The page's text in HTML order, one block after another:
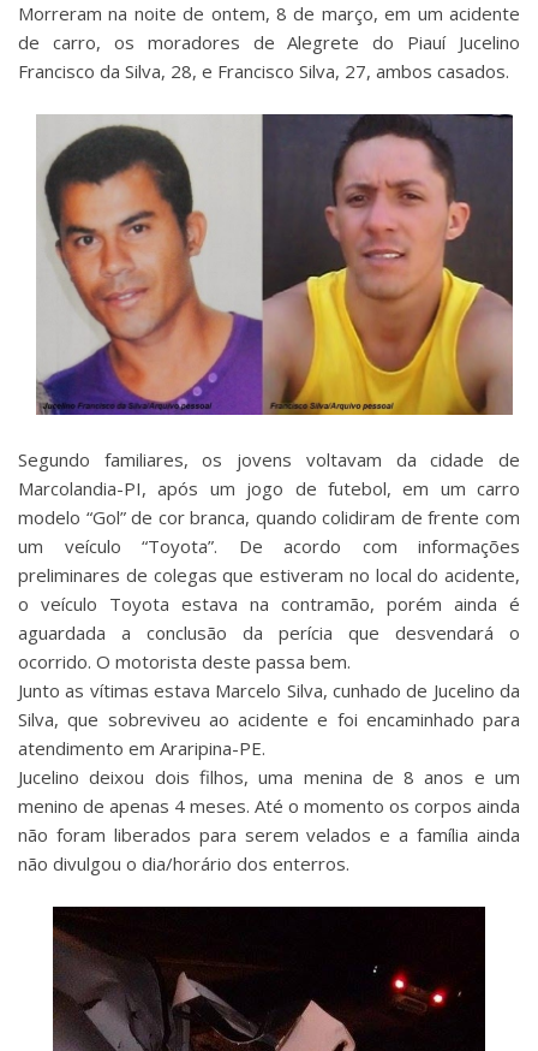
Morreram na noite de ontem, 8 de março, em um acidente
de carro, os moradores de Alegrete do Piauí Jucelino
Francisco da Silva, 28, e Francisco Silva, 27, ambos casados.
Segundo familiares, os jovens voltavam da cidade de
Marcolandia-PI, após um jogo de futebol, em um carro
modelo “Gol” de cor branca, quando colidiram de frente com
um veículo “Toyota”. De acordo com informações
preliminares de colegas que estiveram no local do acidente,
o veículo Toyota estava na contramão, porém ainda é
aguardada a conclusão da perícia que desvendará o
ocorrido. O motorista deste passa bem.
Junto as vítimas estava Marcelo Silva, cunhado de Jucelino da
Silva, que sobreviveu ao acidente e foi encaminhado para
atendimento em Araripina-PE.
Jucelino deixou dois filhos, uma menina de 8 anos e um
menino de apenas 4 meses. Até o momento os corpos ainda
não foram liberados para serem velados e a família ainda
não divulgou o dia/horário dos enterros.